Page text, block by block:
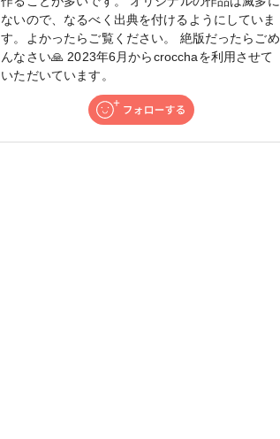
ないので、なるべく出典を付けるようにしていま
す。よかったらご覧ください。 絶版だったらごめ
んなさい🙏 2023年6月からcrocchaを利用させて
いただいています。